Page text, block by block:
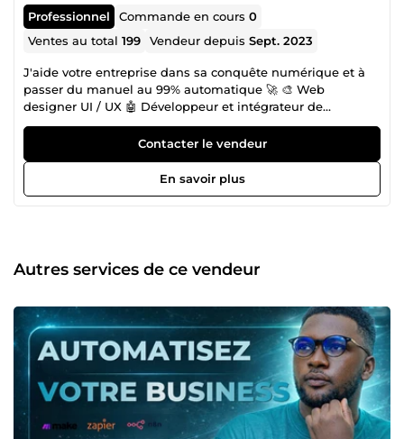
Professionnel Commande en cours0
Ventes au total199 Vendeur depuisSept. 2023
J'aide votre entreprise dans sa conquête numérique et à
passer du manuel au 99% automatique 🚀 🎨 Web
designer UI / UX 🤖 Développeur et intégrateur de
solutions Web Saas propulsé par l'intelligence artificiel ⚙️
Spécialiste en automatisation des processus métiers. 🥇
Top prestataire certifié en automatisation avec Zapier sur
Contacter le vendeur
En savoir plus
Autres services de ce vendeur